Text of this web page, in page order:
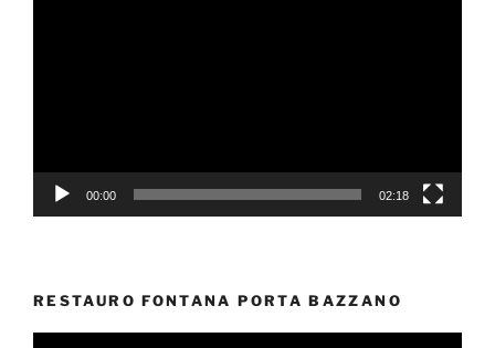
00:00 02:18
RESTAURO FONTANA PORTA BAZZANO